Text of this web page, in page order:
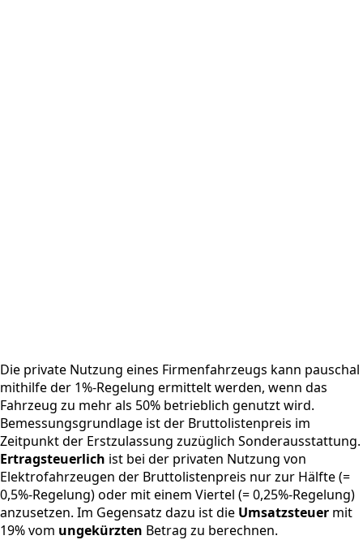
Die private Nutzung eines Firmenfahrzeugs kann pauschal
mithilfe der 1%-Regelung ermittelt werden, wenn das
Fahrzeug zu mehr als 50% betrieblich genutzt wird.
Bemessungsgrundlage ist der Bruttolistenpreis im
Zeitpunkt der Erstzulassung zuzüglich Sonderausstattung.
Ertragsteuerlich ist bei der privaten Nutzung von
Elektrofahrzeugen der Bruttolistenpreis nur zur Hälfte (=
0,5%-Regelung) oder mit einem Viertel (= 0,25%-Regelung)
anzusetzen. Im Gegensatz dazu ist die Umsatzsteuer mit
19% vom ungekürzten Betrag zu berechnen.